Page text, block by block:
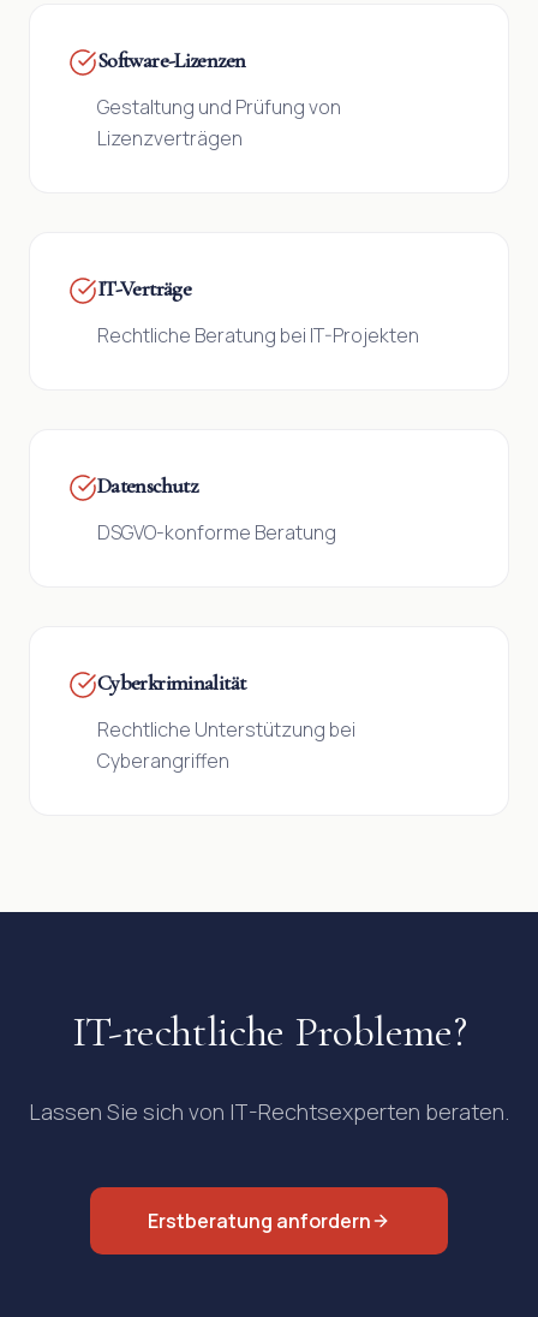
Software-Lizenzen
Gestaltung und Prüfung von
Lizenzverträgen
IT-Verträge
Rechtliche Beratung bei IT-Projekten
Datenschutz
DSGVO-konforme Beratung
Cyberkriminalität
Rechtliche Unterstützung bei
Cyberangriffen
IT-rechtliche Probleme?
Lassen Sie sich von IT-Rechtsexperten beraten.
Erstberatung anfordern